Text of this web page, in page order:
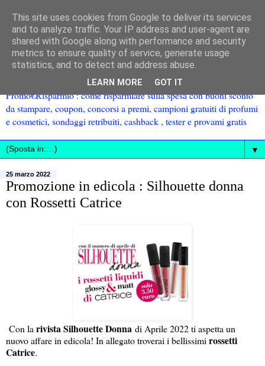
Promo€Risparmio : come risparmiare sulla spesa con buoni sconto
da stampare, coupon, concorsi a premi, campioni gratuiti di profumi
e cosmetici, sondaggi retribuiti, cashback , tester e provami gratis
▼
25 marzo 2022
Promozione in edicola : Silhouette donna
con Rossetti Catrice
Con la rivista Silhouette Donna di Aprile 2022 ti aspetta un
nuovo affare in edicola! In allegato troverai i bellissimi rossetti
Catrice.
This site uses cookies from Google to deliver its services
and to analyze traffic. Your IP address and user-agent are
shared with Google along with performance and security
metrics to ensure quality of service, generate usage
statistics, and to detect and address abuse.
LEARN MORE GOT IT